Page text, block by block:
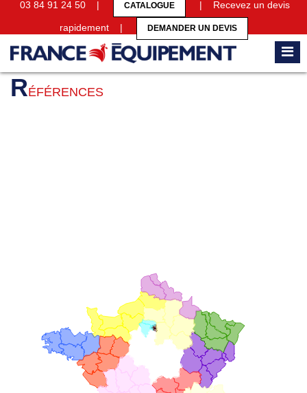
03 84 91 24 50 | CATALOGUE | Recevez un devis
rapidement | DEMANDER UN DEVIS
Accueil Références
RÉFÉRENCES